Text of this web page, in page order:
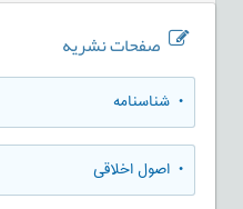
صفحات نشریه
• شناسنامه
• اصول اخلاقی